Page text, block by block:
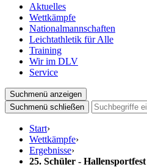
Aktuelles
Wettkämpfe
Nationalmannschaften
Leichtathletik für Alle
Training
Wir im DLV
Service
Suchmenü anzeigen
Suchmenü schließen
Start›
Wettkämpfe›
Ergebnisse›
25. Schüler - Hallensportfest